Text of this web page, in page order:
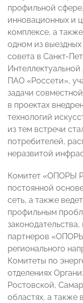
профильной
инновационных и
комплексе, а
одном из
совета в Санкт-
ПАО «Россети»,
задачи
в проектах
технологий
из тем встречи
потребителей,
неразвитой
Комитет «ОПОРЫ
постоянной
сеть, а также
профильным
партнеров
регионального
Комитеты по
отделениях
Ростовской,
областях, а также